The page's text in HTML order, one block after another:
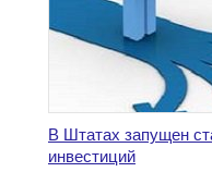
В Штатах запущен
инвестиций